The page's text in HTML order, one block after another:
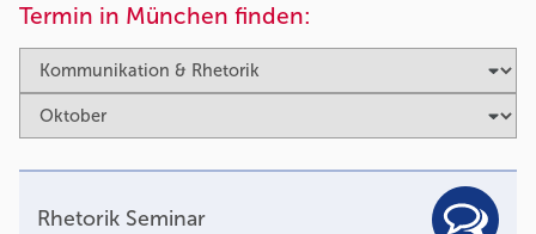
Termin in München finden:
Rhetorik Seminar